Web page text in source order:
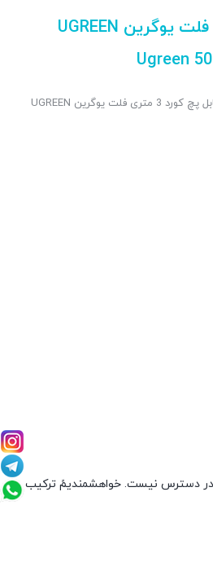
کابل پچ کورد 3 متری فلت یوگرین UGREEN
Ugreen
/ کابل پچ کورد 3 متری فلت یوگرین UGREEN
دسترس نیست. خواهشمندیمً ترکیب